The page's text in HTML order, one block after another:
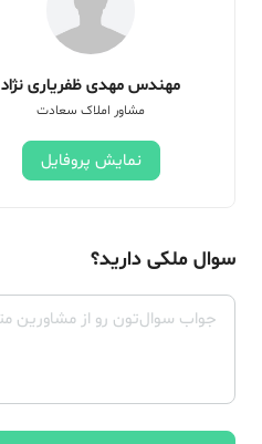
مهندس مهدی ظفریاری نژاد
مشاور املاک سعادت
نمایش پروفایل
سوال ملکی دارید؟